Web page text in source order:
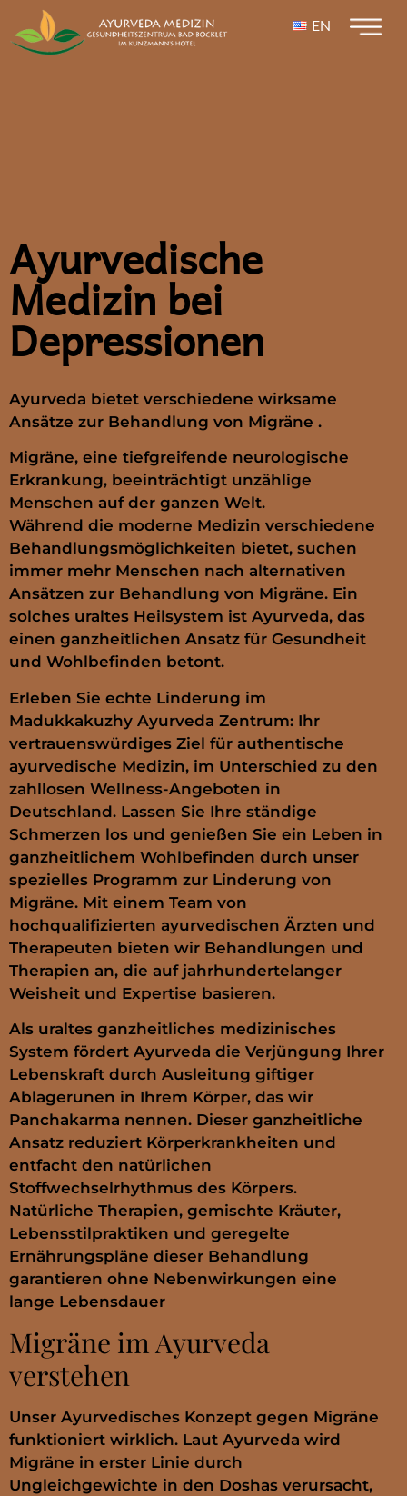
EN
Ayurvedische
Medizin bei
Depressionen
Ayurveda bietet verschiedene wirksame
Ansätze zur Behandlung von Migräne .
Migräne, eine tiefgreifende neurologische
Erkrankung, beeinträchtigt unzählige
Menschen auf der ganzen Welt.
Während die moderne Medizin verschiedene
Behandlungsmöglichkeiten bietet, suchen
immer mehr Menschen nach alternativen
Ansätzen zur Behandlung von Migräne. Ein
solches uraltes Heilsystem ist Ayurveda, das
einen ganzheitlichen Ansatz für Gesundheit
und Wohlbefinden betont.
Erleben Sie echte Linderung im
Madukkakuzhy Ayurveda Zentrum: Ihr
vertrauenswürdiges Ziel für authentische
ayurvedische Medizin, im Unterschied zu den
zahllosen Wellness-Angeboten in
Deutschland. Lassen Sie Ihre ständige
Schmerzen los und genießen Sie ein Leben in
ganzheitlichem Wohlbefinden durch unser
spezielles Programm zur Linderung von
Migräne. Mit einem Team von
hochqualifizierten ayurvedischen Ärzten und
Therapeuten bieten wir Behandlungen und
Therapien an, die auf jahrhundertelanger
Weisheit und Expertise basieren.
Als uraltes ganzheitliches medizinisches
System fördert Ayurveda die Verjüngung Ihrer
Lebenskraft durch Ausleitung giftiger
Ablagerunen in Ihrem Körper, das wir
Panchakarma nennen. Dieser ganzheitliche
Ansatz reduziert Körperkrankheiten und
entfacht den natürlichen
Stoffwechselrhythmus des Körpers.
Natürliche Therapien, gemischte Kräuter,
Lebensstilpraktiken und geregelte
Ernährungspläne dieser Behandlung
garantieren ohne Nebenwirkungen eine
lange Lebensdauer
Migräne im Ayurveda
verstehen
Unser Ayurvedisches Konzept gegen Migräne
funktioniert wirklich. Laut Ayurveda wird
Migräne in erster Linie durch
Ungleichgewichte in den Doshas verursacht,